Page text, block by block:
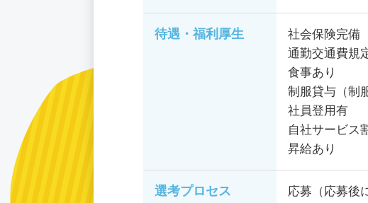
待遇・福利厚生
社会保険完備
通勤交通費規
食事あり
制服貸与（制
社員登用有
自社サービス
昇給あり
選考プロセス
応募（応募後